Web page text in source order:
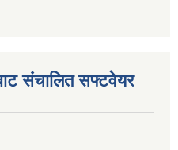
संचालित सफ्टवेयर